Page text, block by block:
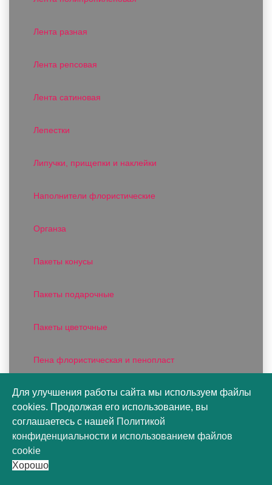
Лента разная
Лента репсовая
Лента сатиновая
Лепестки
Липучки, прищепки и наклейки
Наполнители флористические
Органза
Пакеты конусы
Пакеты подарочные
Пакеты цветочные
Пена флористическая и пенопласт
Плайм пакеты для цветов
Пленка DUOMAT
Пленка для подарков
Для улучшения работы сайта мы используем файлы
cookies. Продолжая его использование, вы
соглашаетесь с нашей Политикой
конфиденциальности и использованием файлов
cookie
Хорошо